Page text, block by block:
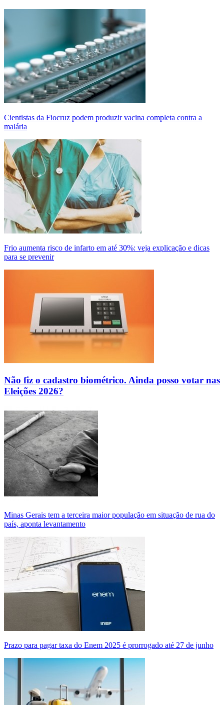
Cientistas da Fiocruz podem produzir vacina completa contra a
malária
Frio aumenta risco de infarto em até 30%: veja explicação e dicas
para se prevenir
Não fiz o cadastro biométrico. Ainda posso votar nas
Eleições 2026?
Minas Gerais tem a terceira maior população em situação de rua do
país, aponta levantamento
Prazo para pagar taxa do Enem 2025 é prorrogado até 27 de junho